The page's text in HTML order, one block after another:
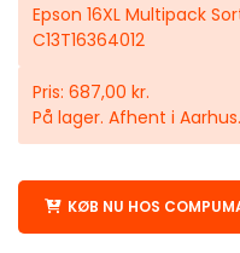
Epson 16XL Multipack
C13T16364012
Pris: 687,00 kr.
På lager. Afhent i Aarhus.
KØB NU HOS